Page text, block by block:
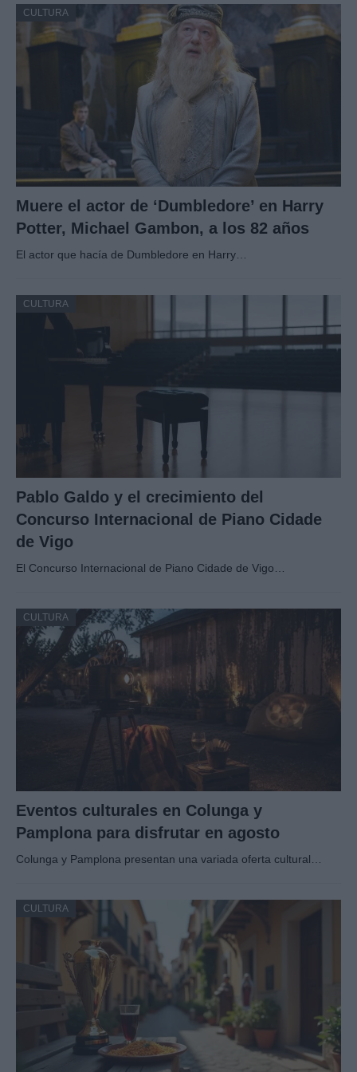
CULTURA
Muere el actor de ‘Dumbledore’ en Harry
Potter, Michael Gambon, a los 82 años
El actor que hacía de Dumbledore en Harry…
CULTURA
Pablo Galdo y el crecimiento del
Concurso Internacional de Piano Cidade
de Vigo
El Concurso Internacional de Piano Cidade de Vigo…
CULTURA
Eventos culturales en Colunga y
Pamplona para disfrutar en agosto
Colunga y Pamplona presentan una variada oferta cultural…
CULTURA